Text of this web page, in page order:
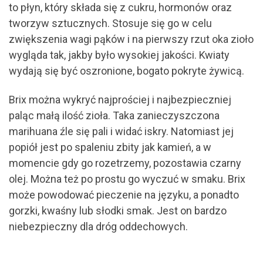
to płyn, który składa się z cukru, hormonów oraz
tworzyw sztucznych. Stosuje się go w celu
zwiększenia wagi pąków i na pierwszy rzut oka zioło
wygląda tak, jakby było wysokiej jakości. Kwiaty
wydają się być oszronione, bogato pokryte żywicą.
Brix można wykryć najprościej i najbezpieczniej
paląc małą ilość zioła. Taka zanieczyszczona
marihuana źle się pali i widać iskry. Natomiast jej
popiół jest po spaleniu zbity jak kamień, a w
momencie gdy go rozetrzemy, pozostawia czarny
olej. Można też po prostu go wyczuć w smaku. Brix
może powodować pieczenie na języku, a ponadto
gorzki, kwaśny lub słodki smak. Jest on bardzo
niebezpieczny dla dróg oddechowych.